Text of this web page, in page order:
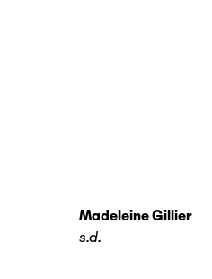
Madeleine Gillier
s.d.